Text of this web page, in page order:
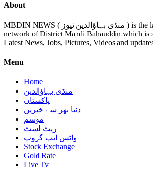
About
MBDIN NEWS ( منڈی بہاؤالدین نیوز ) is the largest media
network of District Mandi Bahauddin which is
Latest News, Jobs, Pictures, Videos and
Menu
Home
منڈی بہاؤالدین
پاکستان
دنیا بھر سے خبریں
موسم
ریٹ لسٹ
واٹس ایپ گروپ
Stock Exchange
Gold Rate
Live Tv